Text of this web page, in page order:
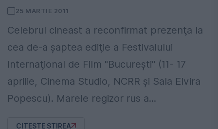
25 MARTIE 2011
Celebrul cineast a reconfirmat prezenţa la
cea de-a şaptea ediţie a Festivalului
Internaţional de Film "Bucureşti" (11- 17
aprilie, Cinema Studio, NCRR şi Sala Elvira
Popescu). Marele regizor rus a...
CITESTE STIREA